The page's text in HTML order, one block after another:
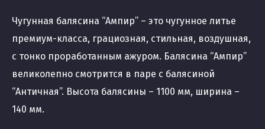
Чугунная балясина “Ампир” – это чугунное литье
премиум-класса, грациозная, стильная, воздушная,
с тонко проработанным ажуром. Балясина “Ампир”
великолепно смотрится в паре с балясиной
“Античная”. Высота балясины – 1100 мм, ширина –
140 мм.